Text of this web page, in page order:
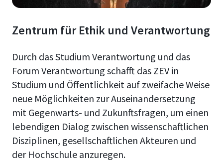
Zentrum für Ethik und Verantwortung
Durch das Studium Verantwortung und das
Forum Verantwortung schafft das ZEV in
Studium und Öffentlichkeit auf zweifache Weise
neue Möglichkeiten zur Auseinandersetzung
mit Gegenwarts- und Zukunftsfragen, um einen
lebendigen Dialog zwischen wissenschaftlichen
Disziplinen, gesellschaftlichen Akteuren und
der Hochschule anzuregen.